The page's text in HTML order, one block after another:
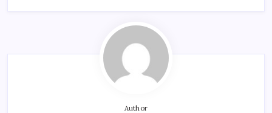
Author